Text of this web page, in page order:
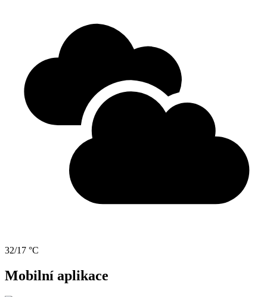
32/17 °C
Mobilní aplikace